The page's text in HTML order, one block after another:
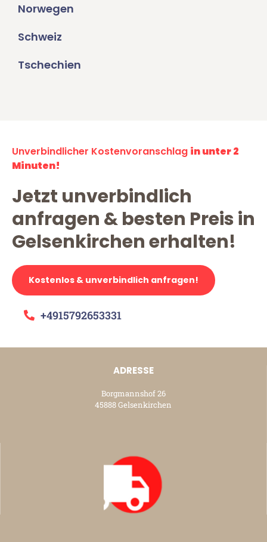
Norwegen
Schweiz
Tschechien
Unverbindlicher Kostenvoranschlag in unter 2
Minuten!
Jetzt unverbindlich
anfragen & besten Preis in
Gelsenkirchen erhalten!
Kostenlos & unverbindlich anfragen!
+4915792653331
ADRESSE
Borgmannshof 26
45888 Gelsenkirchen